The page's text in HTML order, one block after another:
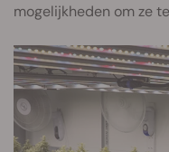
mogelijkheden om ze